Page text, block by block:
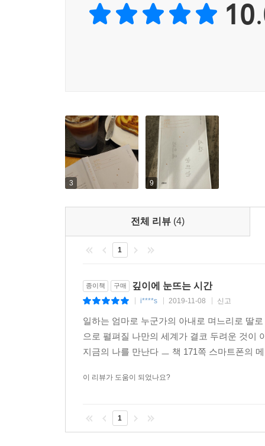
도무지 일어나지 않을 것 같은 일들이 일어나고,
--- p.242~243
없는 것들을 슬퍼하는 대신 내게 가능한 것들에
나이가 들면서도 여전히 내 앞에 놓인 날들에 설레
물론 자기 자신이 되는 것이 말처럼 그리 쉬운
중요하다”지만, 현실에서 구체적으로 실천하
살아가면서 시간의 흐름 앞에, 해도 해도 줄지 않
저자는 부단히 책을 읽고, 글을 쓰며, 일부러 애를
쓰기를 매일의 면역기제이자 삶의 전략으로 삼은
한다고. 중년 이후에는 매일이 당혹스럽고 퍽 쓸
저절로 자리를 옮겨갈 때까지 기다리면 된다고. 중
이 책에는 저자가 존재를 확장하려는 노력 속에
행간 뒤에는 살아온 날의 치열함이, 그리하여 ‘다
1부 [삶의 단순한 리듬을 찾는 시간]에서는 매일
삶의 질서를 되찾기 위해 분투한 시간들이 이윽하
―어차피 인생 전체가 매일 먹는 밥처럼 되풀이
않을까란 생각이 들었다. 일상이 나를 건져 올려줄
충분히 장악할 수 있는 공간으로 하루를 채울 것.
깨달음을 얻게 된 과정, ‘쓰는 사람’이 된 이후 ‘나’
3 9
전체 리뷰 (4)
1
종이책 구매 깊이에 눈뜨는 시간
i****s 2019-11-08 신고
일하는 엄마로 누군가의 아내로 며느리로 딸
으로 펼펴질 나만의 세계가 결코 두려운 것이
지금의 나를 만난다 ㅡ 책 171쪽 스마트폰의
이 리뷰가 도움이 되었나요?
1